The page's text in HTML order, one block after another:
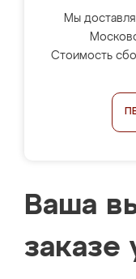
Мы
Стоимость
Ваша
заказе